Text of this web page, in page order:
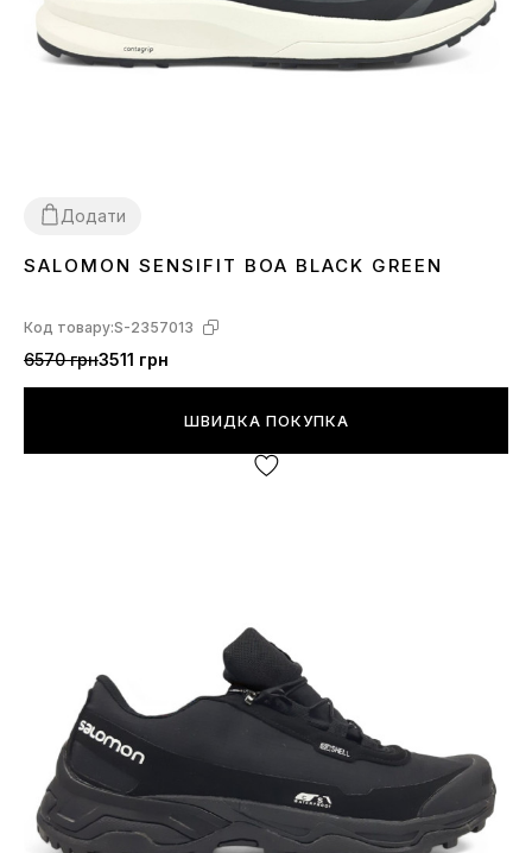
Додати
414243
SALOMON SENSIFIT BOA BLACK GREEN
Код товару:S-2357013
6570 грн3511 грн
ШВИДКА ПОКУПКА